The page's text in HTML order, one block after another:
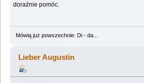
doraźnie pomóc.
Mówią już powszechnie: Di - da...
Lieber Augustin